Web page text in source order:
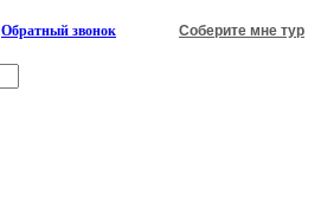
Обратный звонок Соберите мне тур